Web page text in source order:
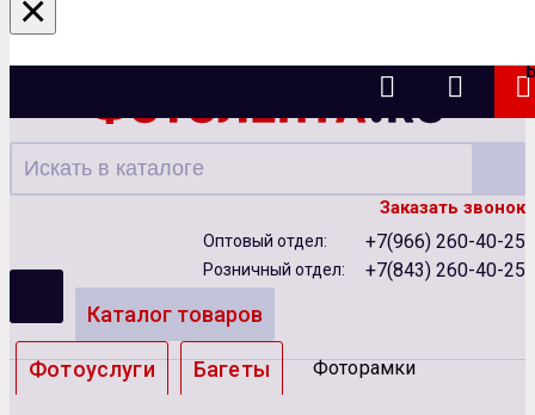
Казань
Заказать звонок
Оптовый отдел: +7(966) 260-40-25
Розничный отдел: +7(843) 260-40-25
Каталог товаров
Фотоуслуги Багеты Фоторамки
×